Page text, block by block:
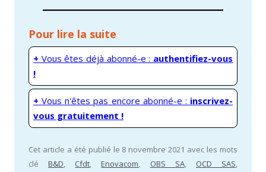
Pour lire la suite
+ Vous êtes déjà abonné-e : authentifiez-vous
!
+ Vous n'êtes pas encore abonné-e : inscrivez-
vous gratuitement !
Cet article a été publié le 8 novembre 2021 avec les mots
cléB&D, Cfdt,Enovacom, OBS SA, OCD SAS,